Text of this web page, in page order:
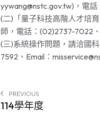
yywang@nstc.gov.tw)，電
(二)「量子科技高階人才培
師，電話：(02)2737-7022
(三)系統操作問題，請洽國
7592、Email：
PREVIOUS
114學年度